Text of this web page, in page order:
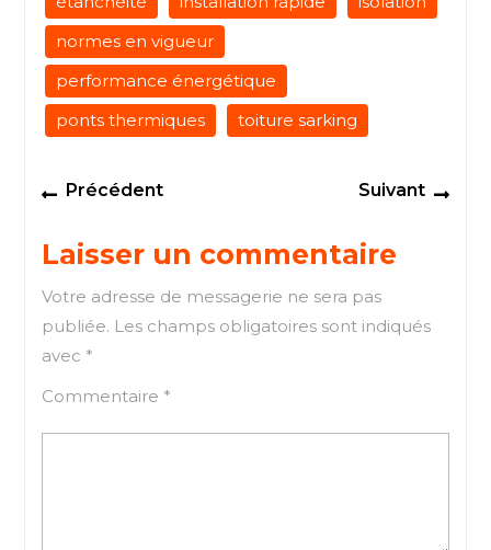
normes en vigueur
performance énergétique
ponts thermiques
toiture sarking
Navigation
de
l’article
PrécédentPrevious
Suivant
Laisser un commentaire
Votre adresse de messagerie ne sera pas
publiée. Les champs obligatoires sont indiqués
avec *
Commentaire *